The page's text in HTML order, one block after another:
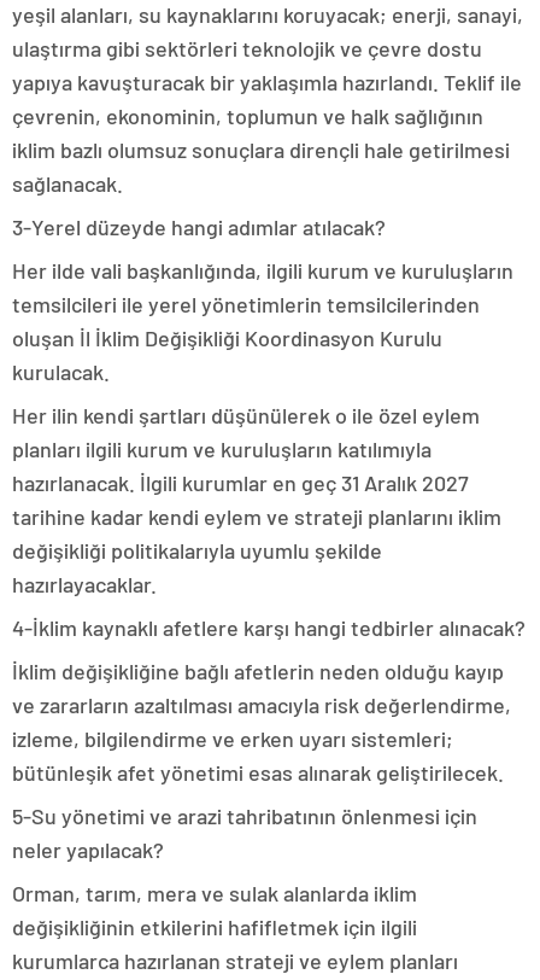
yeşil alanları, su kaynaklarını koruyacak; enerji, sanayi,
ulaştırma gibi sektörleri teknolojik ve çevre dostu
yapıya kavuşturacak bir yaklaşımla hazırlandı. Teklif ile
çevrenin, ekonominin, toplumun ve halk sağlığının
iklim bazlı olumsuz sonuçlara dirençli hale getirilmesi
sağlanacak.
3-Yerel düzeyde hangi adımlar atılacak?
Her ilde vali başkanlığında, ilgili kurum ve kuruluşların
temsilcileri ile yerel yönetimlerin temsilcilerinden
oluşan İl İklim Değişikliği Koordinasyon Kurulu
kurulacak.
Her ilin kendi şartları düşünülerek o ile özel eylem
planları ilgili kurum ve kuruluşların katılımıyla
hazırlanacak. İlgili kurumlar en geç 31 Aralık 2027
tarihine kadar kendi eylem ve strateji planlarını iklim
değişikliği politikalarıyla uyumlu şekilde
hazırlayacaklar.
4-İklim kaynaklı afetlere karşı hangi tedbirler alınacak?
İklim değişikliğine bağlı afetlerin neden olduğu kayıp
ve zararların azaltılması amacıyla risk değerlendirme,
izleme, bilgilendirme ve erken uyarı sistemleri;
bütünleşik afet yönetimi esas alınarak geliştirilecek.
5-Su yönetimi ve arazi tahribatının önlenmesi için
neler yapılacak?
Orman, tarım, mera ve sulak alanlarda iklim
değişikliğinin etkilerini hafifletmek için ilgili
kurumlarca hazırlanan strateji ve eylem planları